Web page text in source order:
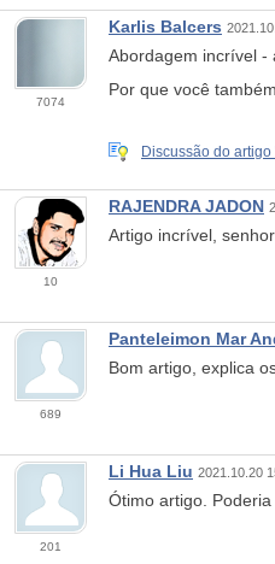
7074
Karlis Balcers
Abordagem incrível -
Por que você
Discussão do artigo
10
RAJENDRA JADON
Artigo incrível, senhor
689
Panteleimon Mar
Bom artigo, explica
201
Li Hua Liu 2021.10.20
Ótimo artigo.